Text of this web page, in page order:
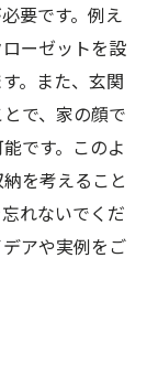
要です。例え
ーゼットを設
。また、玄関
で、家の顔で
です。このよ
を考えること
れないでくだ
アや実例をご